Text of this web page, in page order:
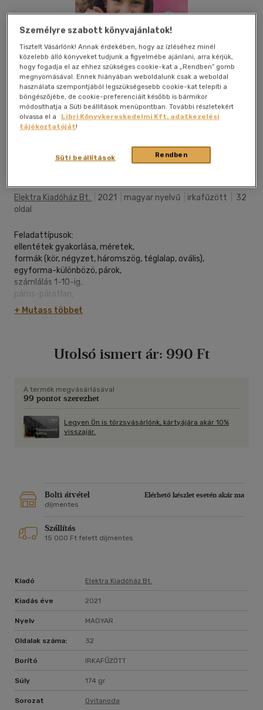
Kívánságlistához adom
Elektra Kiadóház Bt. 2021 magyar nyelvű irkafűzött
32
oldal
Feladattípusok:
ellentétek gyakorlása, méretek,
formák (kör, négyzet, háromszög, téglalap, ovális),
egyforma-különbözö, párok,
számlálás 1-10-ig,
páros-páratlan,
sorozatok, szabályjátékok,
tükrözés,
+ Mutass többet
Utolsó ismert ár: 990 Ft
A termék megvásárlásával
99 pontot szerezhet
Legyen Ön is törzsvásárlónk, kártyájára akár 10%
visszajár.
Bolti átvétel
Elérhető készlet esetén akár ma
díjmentes
Szállítás
15 000 Ft felett díjmentes
Kiadó Elektra Kiadóház Bt.
Kiadás éve 2021
Nyelv MAGYAR
Oldalak száma: 32
Borító IRKAFŰZÖTT
Súly 174 gr
Sorozat Ovitanoda
Személyre szabott könyvajánlatok!
Tisztelt Vásárlónk! Annak érdekében, hogy az ízléséhez minél
közelebb álló könyveket tudjunk a figyelmébe ajánlani, arra kérjük,
hogy fogadja el az ehhez szükséges cookie-kat a „Rendben” gomb
megnyomásával. Ennek hiányában weboldalunk csak a weboldal
használata szempontjából legszükségesebb cookie-kat telepíti a
böngészőjébe, de cookie-preferenciáit később is bármikor
módosíthatja a Süti beállítások menüpontban. További részletekért
olvassa el a
Libri Könyvkereskedelmi Kft. adatkezelési
tájékoztatóját!
Rendben
Süti beállítások